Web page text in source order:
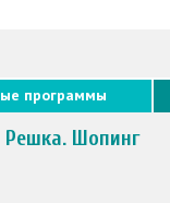
программы
Решка. Шопинг